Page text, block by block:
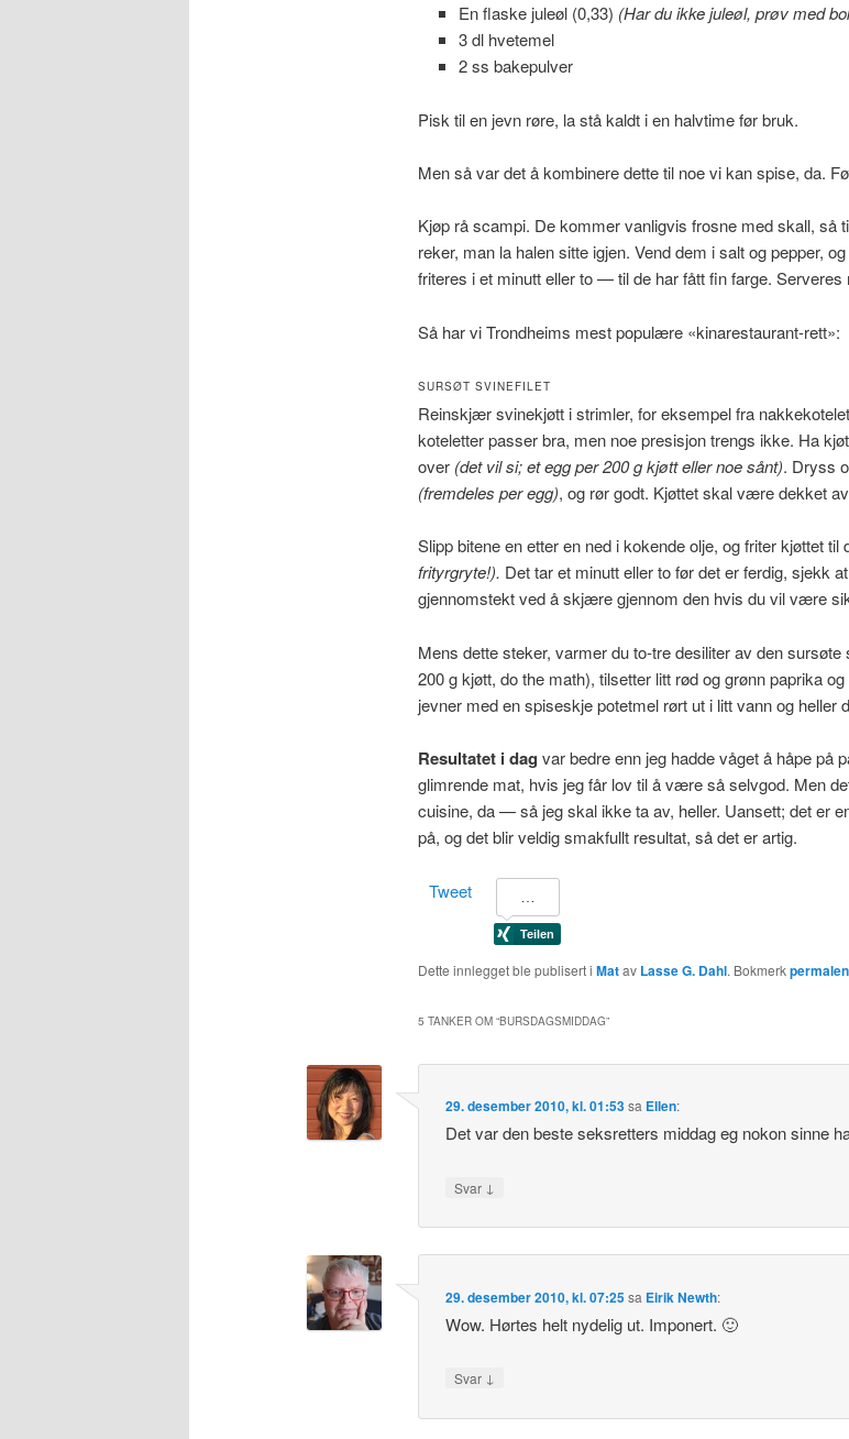
En flaske juleøl (0,33) (Har du ikke juleøl, prøv med
3 dl hvetemel
2 ss bakepulver
Pisk til en jevn røre, la stå kaldt i en halvtime før bruk.
Men så var det å kombinere dette til noe vi kan spise, da.
Kjøp rå scampi. De kommer vanligvis frosne med skall, så
reker, man la halen sitte igjen. Vend dem i salt og pepper,
friteres i et minutt eller to — til de har fått fin farge.
Så har vi Trondheims mest populære «kinarestaurant-rett»:
SURSØT SVINEFILET
Reinskjær svinekjøtt i strimler, for eksempel fra
koteletter passer bra, men noe presisjon trengs ikke. Ha
over (det vil si; et egg per 200 g kjøtt eller noe sånt). Dryss
(fremdeles per egg), og rør godt. Kjøttet skal være dekket
Slipp bitene en etter en ned i kokende olje, og friter kjøttet til
frityrgryte!). Det tar et minutt eller to før det er ferdig, sjekk
gjennomstekt ved å skjære gjennom den hvis du vil være
Mens dette steker, varmer du to-tre desiliter av den
200 g kjøtt, do the math), tilsetter litt rød og grønn paprika
jevner med en spiseskje potetmel rørt ut i litt vann og heller
Resultatet i dag var bedre enn jeg hadde våget å håpe på
glimrende mat, hvis jeg får lov til å være så selvgod. Men
cuisine, da — så jeg skal ikke ta av, heller. Uansett; det er
på, og det blir veldig smakfullt resultat, så det er artig.
Tweet
Dette innlegget ble publisert i Matav Lasse G. Dahl. Bokmerk
5 TANKER OM “BURSDAGSMIDDAG”
29. desember 2010, kl. 01:53sa Ellen:
Det var den beste seksretters middag eg nokon sinne
Svar ↓
29. desember 2010, kl. 07:25sa Eirik Newth:
Wow. Hørtes helt nydelig ut. Imponert. 🙂
Svar ↓